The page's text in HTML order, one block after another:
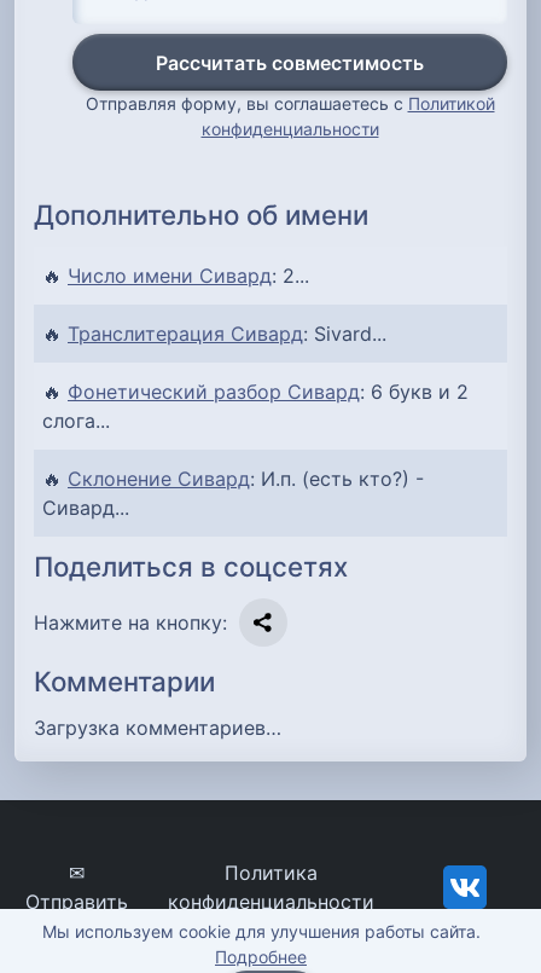
Рассчитать совместимость
Отправляя форму, вы соглашаетесь с Политикой
конфиденциальности
Дополнительно об имени
🔥 Число имени Сивард: 2...
🔥 Транслитерация Сивард: Sivard...
🔥 Фонетический разбор Сивард: 6 букв и 2
слога...
🔥 Склонение Сивард: И.п. (есть кто?) -
Сивард...
Поделиться в соцсетях
Нажмите на кнопку:
Комментарии
Загрузка комментариев…
✉
Отправить
сообщение
Политика
конфиденциальности
imena-znachenie.ru, ©
2012-2026
Мы используем cookie для улучшения работы сайта.
Подробнее